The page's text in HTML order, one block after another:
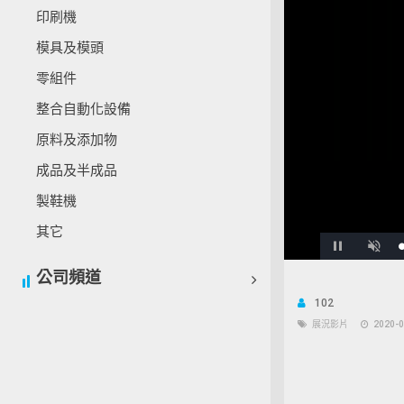
印刷機
模具及模頭
零組件
整合自動化設備
原料及添加物
成品及半成品
製鞋機
其它
公司頻道
Pause
102
展況影片 2020-